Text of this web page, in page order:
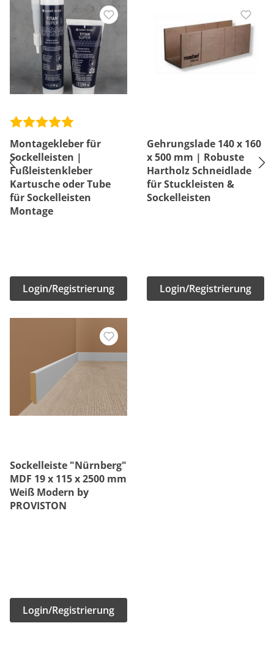
Montagekleber für
Sockelleisten |
Fußleistenkleber
Kartusche oder Tube
für Sockelleisten
Montage
Login/Registrierung
Gehrungslade 140 x 160
x 500 mm | Robuste
Hartholz Schneidlade
für Stuckleisten &
Sockelleisten
Login/Registrierung
Sockelleiste "Nürnberg"
MDF 19 x 115 x 2500 mm
Weiß Modern by
PROVISTON
Login/Registrierung